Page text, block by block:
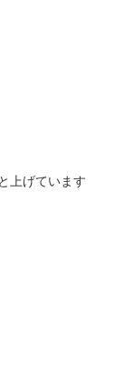
上げています